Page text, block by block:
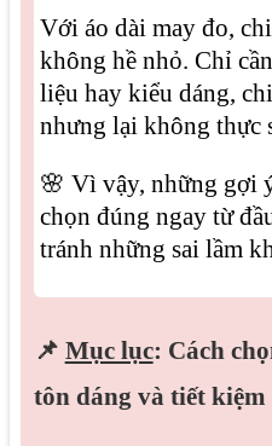
Với áo dài may đo,
không hề nhỏ. Chỉ
liệu hay kiểu dáng,
nhưng lại không thực
🌸 Vì vậy, những gợi
chọn đúng ngay từ
tránh những sai lầm
📌 Mục lục: Cách
tôn dáng và tiết